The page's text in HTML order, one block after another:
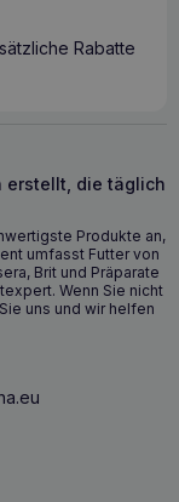
Rabatte
erstellt, die täglich
Produkte an,
umfasst Futter von
Brit und Präparate
Wenn Sie nicht
uns und wir helfen